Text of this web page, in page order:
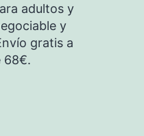
adultos y
y
gratis a
68€.